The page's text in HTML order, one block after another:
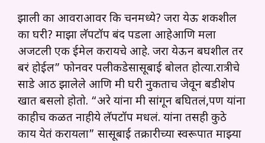
झाली का आवराआवर कि चनमध्ये? जरा येऊ शकशील
का घरी? माझा लॅपटॉप बंद पडला आहेआणि मला
अर्जंटली एक ईमेल करायचे आहे. जरा येऊन बघशील तर
बरं होईल” फोनवर पलीकडेसासूबाई बोलत होत्या.रात्रीचे
साडे आठ झालेले आणि मी घरी नुकताच जेवून बडीशेप
खात बसलो होतो. “अरे यांना मी सांगून बघितलं,पण यांना
काहीच कळत नाहीये लॅपटॉप मधलं. यांना तसही कुठे
काय येतं करायला” सासूबाई तक्रारीच्या स्वरूपात माझ्या